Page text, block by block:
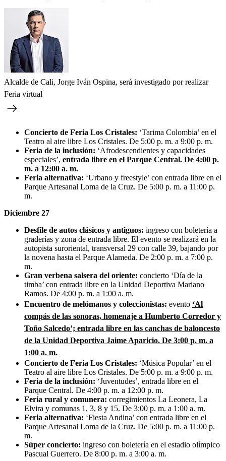
Alcalde de Cali, Jorge Iván Ospina, será investigado por realizar
Feria virtual
Concierto de Feria Los Cristales: ‘Tarima Colombia’ en el
Teatro al aire libre Los Cristales. De 5:00 p. m. a 9:00 p. m.
Feria de la inclusión: ‘Afrodescendientes y capacidades
especiales’, entrada libre en el Parque Central. De 4:00 p.
m. a 12:00 a. m.
Feria alternativa: ‘Urbano y freestyle’ con entrada libre en el
Parque Artesanal Loma de la Cruz. De 5:00 p. m. a 11:00 p.
m.
Diciembre 27
Desfile de autos clásicos y antiguos: ingreso con boletería a
graderías y zona de entrada libre. El evento se realizará en la
autopista suroriental, transversal 29 con calle 39, bajando por
la novena hasta el Parque Alameda. De 2:00 p. m. a 7:00 p.
m.
Gran verbena salsera del oriente: concierto ‘Día de la
timba’ con entrada libre en la Unidad Deportiva Mariano
Ramos. De 4:00 p. m. a 1:00 a. m.
Encuentro de melómanos y coleccionistas: evento ‘Al
compás de las sonoras, homenaje a Humberto Corredor y
Toño Salcedo’; entrada libre en las canchas de baloncesto
de la Unidad Deportiva Jaime Aparicio. De 3:00 p. m. a
1:00 a. m.
Concierto de Feria Los Cristales: ‘Música Popular’ en el
Teatro al aire libre Los Cristales. De 5:00 p. m. a 9:00 p. m.
Feria de la inclusión: ‘Juventudes’, entrada libre en el
Parque Central. De 4:00 p. m. a 12:00 p. m.
Feria rural y comunera: corregimientos La Leonera, La
Elvira y comunas 1, 3, 8 y 15. De 3:00 p. m. a 1:00 a. m.
Feria alternativa: ‘Fiesta Andina’ con entrada libre en el
Parque Artesanal Loma de la Cruz. De 5:00 p. m. a 11:00 p.
m.
Súper concierto: ingreso con boletería en el estadio olímpico
Pascual Guerrero. De 8:00 p. m. a 3:00 a. m.